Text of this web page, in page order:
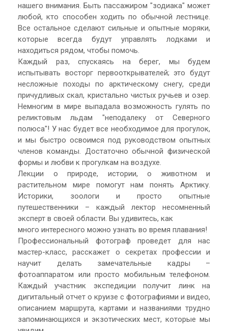
нашего внимания. Быть пассажиром "зодиака" может
любой, кто способен ходить по обычной лестнице.
Все остальное сделают сильные и опытные моряки,
которые всегда будут управлять лодками и
находиться рядом, чтобы помочь.
Каждый раз, спускаясь на берег, мы будем
испытывать восторг первооткрывателей; это будут
несложные походы по арктическому снегу, среди
причудливых скал, кристально чистых ручьев и озер.
Немногим в мире выпадала возможность гулять по
реликтовым льдам "неподалеку от Северного
полюса"! У нас будет все необходимое для прогулок,
и мы быстро освоимся под руководством опытных
членов команды. Достаточно обычной физической
формы и любви к прогулкам на воздухе.
Лекции о природе, истории, о животном и
растительном мире помогут нам понять Арктику.
Историки, зоологи и просто опытные
путешественники – каждый лектор несомненный
эксперт в своей области. Вы удивитесь, как
много интересного можно узнать во время плавания!
Профессиональный фотограф проведет для нас
мастер-класс, расскажет о секретах профессии и
научит делать замечательные кадры –
фотоаппаратом или просто мобильным телефоном.
Каждый участник экспедиции получит линк на
дигитальный отчет о круизе с фотографиями и видео,
описанием маршрута, картами и названиями трудно
запоминающихся и экзотических мест, которые мы